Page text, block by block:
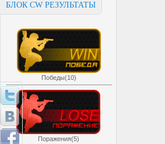
БЛОК CW РЕЗУЛЬТАТЫ
Победы(10)
Поражения(5)